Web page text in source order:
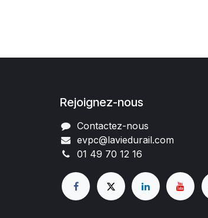
Rejoignez-nous
Contactez-nous
evpc@laviedurail.com
01 49 70 12 16